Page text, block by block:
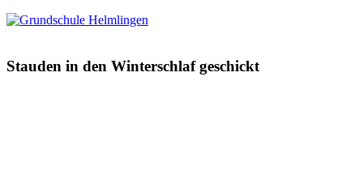
Stauden in den Winterschlaf geschickt